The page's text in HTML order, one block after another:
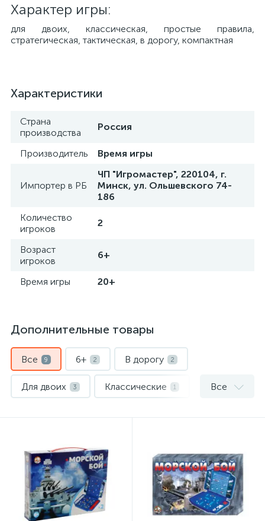
Характер игры:
для двоих, классическая, простые правила,
стратегическая, тактическая, в дорогу, компактная
Характеристики
Страна
производства
Россия
Производитель Время игры
Импортер в РБ
ЧП "Игромастер", 220104, г.
Минск, ул. Ольшевского 74-
186
Количество
игроков
2
Возраст
игроков
6+
Время игры 20+
Дополнительные товары
Все 9 6+ 2 В дорогу 2
Для двоих 3 Классические 1 Все